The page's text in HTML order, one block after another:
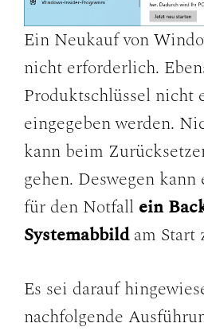
Ein Neukauf von
nicht erforderlich.
Produktschlüssel nicht
eingegeben werden.
kann beim
gehen. Deswegen
für den Notfall ein
Systemabbildam Start
Es sei darauf
nachfolgende